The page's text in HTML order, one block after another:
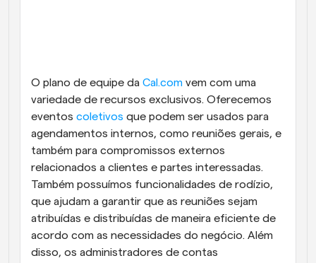
O plano de equipe da Cal.com vem com uma
variedade de recursos exclusivos. Oferecemos
eventos coletivos que podem ser usados para
agendamentos internos, como reuniões gerais, e
também para compromissos externos
relacionados a clientes e partes interessadas.
Também possuímos funcionalidades de rodízio,
que ajudam a garantir que as reuniões sejam
atribuídas e distribuídas de maneira eficiente de
acordo com as necessidades do negócio. Além
disso, os administradores de contas